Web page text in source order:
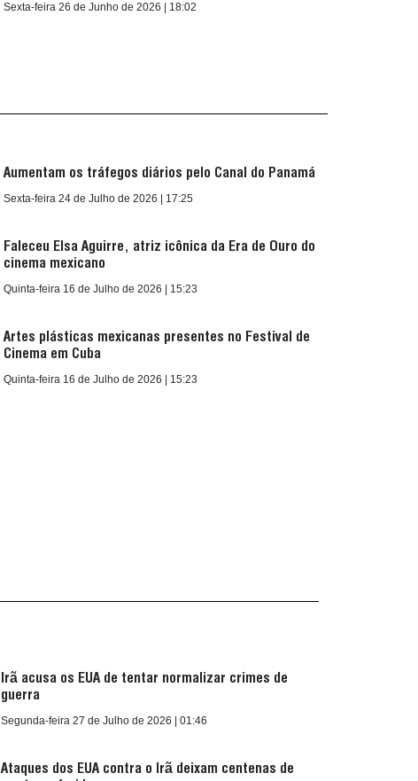
Sexta-feira 26 de Junho de 2026 | 18:02
Aumentam os tráfegos diários pelo Canal do Panamá
Sexta-feira 24 de Julho de 2026 | 17:25
Faleceu Elsa Aguirre, atriz icônica da Era de Ouro do
cinema mexicano
Quinta-feira 16 de Julho de 2026 | 15:23
Artes plásticas mexicanas presentes no Festival de
Cinema em Cuba
Quinta-feira 16 de Julho de 2026 | 15:23
Irã acusa os EUA de tentar normalizar crimes de
guerra
Segunda-feira 27 de Julho de 2026 | 01:46
Ataques dos EUA contra o Irã deixam centenas de